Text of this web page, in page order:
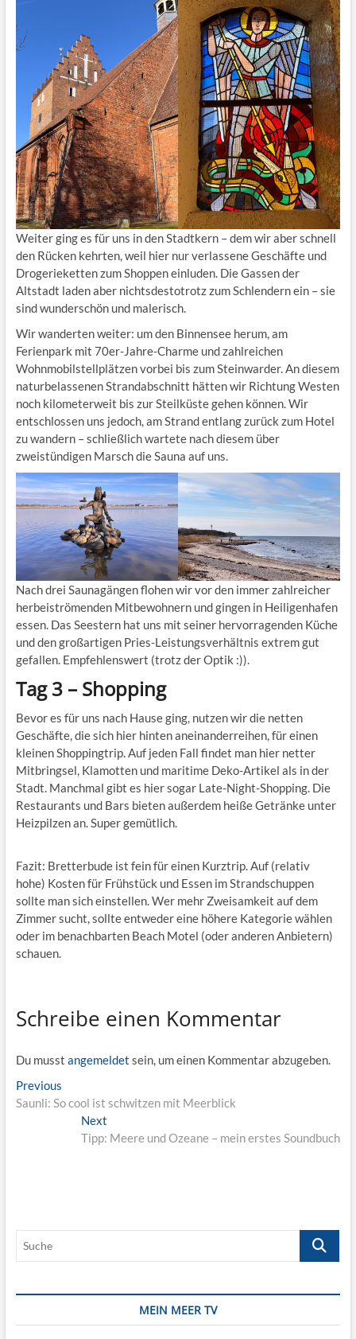
Weiter ging es für uns in den Stadtkern – dem wir aber schnell
den Rücken kehrten, weil hier nur verlassene Geschäfte und
Drogerieketten zum Shoppen einluden. Die Gassen der
Altstadt laden aber nichtsdestotrotz zum Schlendern ein – sie
sind wunderschön und malerisch.
Wir wanderten weiter: um den Binnensee herum, am
Ferienpark mit 70er-Jahre-Charme und zahlreichen
Wohnmobilstellplätzen vorbei bis zum Steinwarder. An diesem
naturbelassenen Strandabschnitt hätten wir Richtung Westen
noch kilometerweit bis zur Steilküste gehen können. Wir
entschlossen uns jedoch, am Strand entlang zurück zum Hotel
zu wandern – schließlich wartete nach diesem über
zweistündigen Marsch die Sauna auf uns.
Nach drei Saunagängen flohen wir vor den immer zahlreicher
herbeiströmenden Mitbewohnern und gingen in Heiligenhafen
essen. Das Seestern hat uns mit seiner hervorragenden Küche
und den großartigen Pries-Leistungsverhältnis extrem gut
gefallen. Empfehlenswert (trotz der Optik :)).
Tag 3 – Shopping
Bevor es für uns nach Hause ging, nutzen wir die netten
Geschäfte, die sich hier hinten aneinanderreihen, für einen
kleinen Shoppingtrip. Auf jeden Fall findet man hier netter
Mitbringsel, Klamotten und maritime Deko-Artikel als in der
Stadt. Manchmal gibt es hier sogar Late-Night-Shopping. Die
Restaurants und Bars bieten außerdem heiße Getränke unter
Heizpilzen an. Super gemütlich.
Fazit: Bretterbude ist fein für einen Kurztrip. Auf (relativ
hohe) Kosten für Frühstück und Essen im Strandschuppen
sollte man sich einstellen. Wer mehr Zweisamkeit auf dem
Zimmer sucht, sollte entweder eine höhere Kategorie wählen
oder im benachbarten Beach Motel (oder anderen Anbietern)
schauen.
Schreibe einen Kommentar
Du musst angemeldet sein, um einen Kommentar abzugeben.
Beitragsnavigation
PreviousPrevious
post:
Saunli: So cool ist schwitzen mit Meerblick
Next
post:
Tipp: Meere und Ozeane – mein erstes Soundbuch
Suche
MEIN MEER TV